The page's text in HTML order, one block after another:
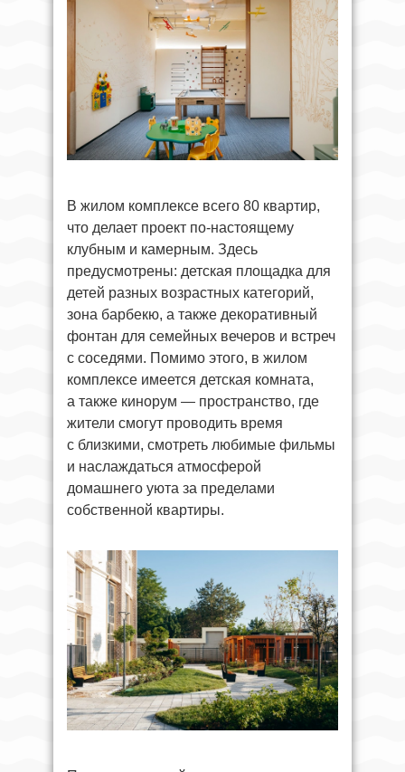
В жилом комплексе всего 80 квартир,
что делает проект по-настоящему
клубным и камерным. Здесь
предусмотрены: детская площадка для
детей разных возрастных категорий,
зона барбекю, а также декоративный
фонтан для семейных вечеров и встреч
с соседями. Помимо этого, в жилом
комплексе имеется детская комната,
а также кинорум — пространство, где
жители смогут проводить время
с близкими, смотреть любимые фильмы
и наслаждаться атмосферой
домашнего уюта за пределами
собственной квартиры.